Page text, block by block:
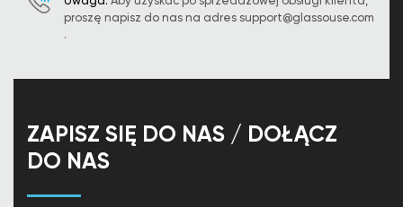
proszę napisz do nas na adres support@glassouse.com
.
ZAPISZ SIĘ DO NAS / DOŁĄCZ
DO NAS